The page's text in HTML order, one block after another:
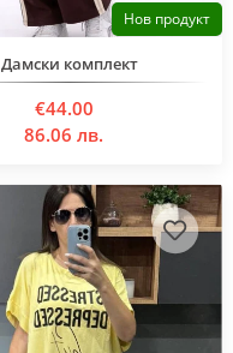
Нов продукт
Дамски комплект
€44.00
86.06 лв.